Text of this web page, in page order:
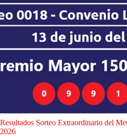
Resultados Sorteo Extraordinario del
2026